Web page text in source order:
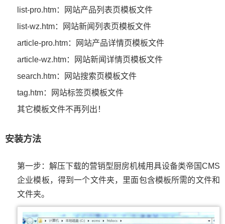
list-pro.htm：网站产品列表页模板文件
list-wz.htm：网站新闻列表页模板文件
article-pro.htm：网站产品详情页模板文件
article-wz.htm：网站新闻详情页模板文件
search.htm：网站搜索页模板文件
tag.htm：网站标签页模板文件
其它模板文件不再列出！
安装方法
第一步：解压下载的营销型厨房机械用具设备类帝国CMS
企业模板，得到一个文件夹，里面包含模板所需的文件和
文件夹。